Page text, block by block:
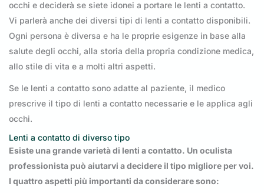
occhi e deciderà se siete idonei a portare le lenti a contatto.
Vi parlerà anche dei diversi tipi di lenti a contatto disponibili.
Ogni persona è diversa e ha le proprie esigenze in base alla
salute degli occhi, alla storia della propria condizione medica,
allo stile di vita e a molti altri aspetti.
Se le lenti a contatto sono adatte al paziente, il medico
prescrive il tipo di lenti a contatto necessarie e le applica agli
occhi.
Lenti a contatto di diverso tipo
Esiste una grande varietà di lenti a contatto. Un oculista
professionista può aiutarvi a decidere il tipo migliore per voi.
I quattro aspetti più importanti da considerare sono: